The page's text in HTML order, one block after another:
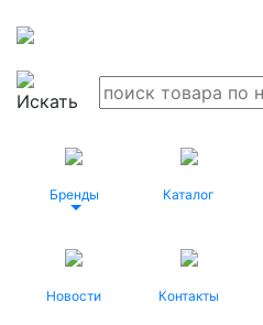
Бренды Каталог
Новости Контакты